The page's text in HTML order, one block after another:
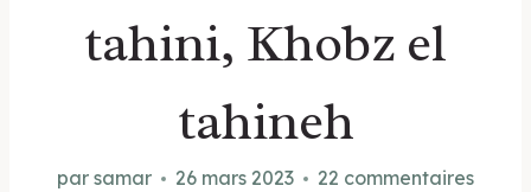
tahini, Khobz el
tahineh
par samar 26 mars 2023 22 commentaires